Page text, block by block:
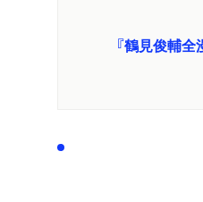
『鶴見俊輔